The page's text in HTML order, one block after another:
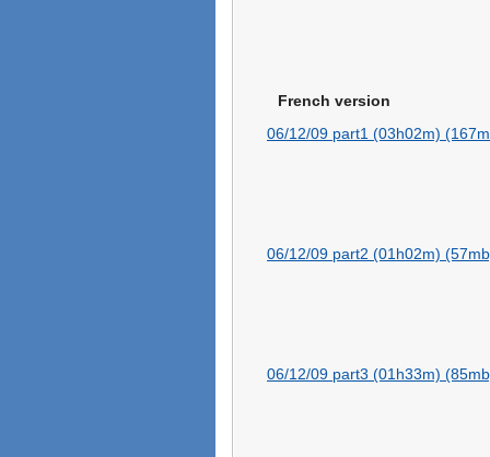
French version
06/12/09 part1 (03h02m)
06/12/09 part2 (01h02m)
06/12/09 part3 (01h33m)